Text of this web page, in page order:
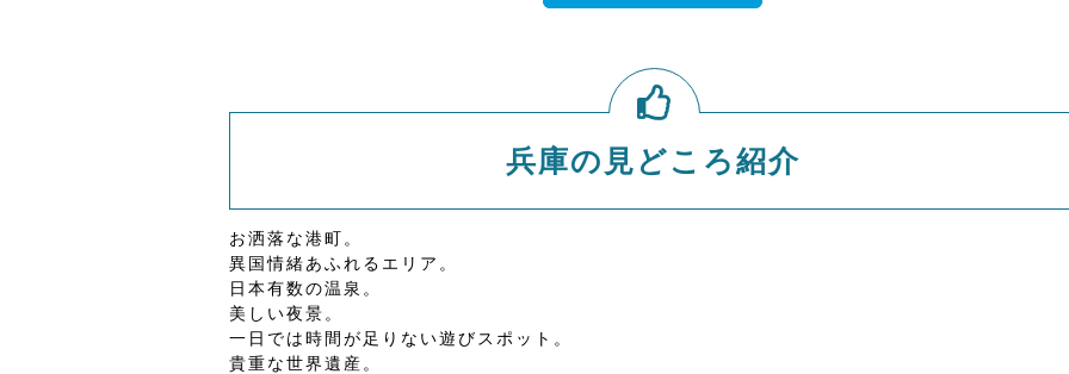
兵庫の見どころ紹介
お洒落な港町。
異国情緒あふれるエリア。
日本有数の温泉。
美しい夜景。
一日では時間が足りない遊びスポット。
貴重な世界遺産。